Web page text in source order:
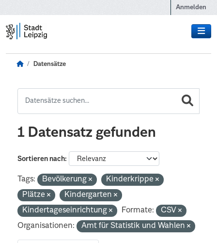
Anmelden
Datensätze
1 Datensatz gefunden
Sortieren nach
Tags: Bevölkerung
Kinderkrippe
Plätze
Kindergarten
Kindertageseinrichtung
Formate:
CSV
Organisationen:
Amt für Statistik und Wahlen